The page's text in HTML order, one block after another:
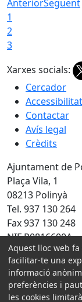
AnteriorSegüent
1
2
3
Xarxes socials:
Cercador
Accessibilitat
Contactar
Avís legal
Crèdits
Ajuntament de
Plaça Vila, 1
08213 Polinyà
Tel. 937 130 264
Fax 937 130 248
NIF P0816600A
Amb la
Aquest lloc web
facilitar-te una
informació
preferències i
les cookies